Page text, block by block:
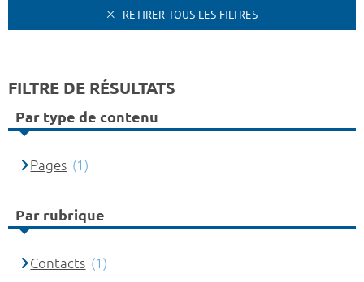
RETIRER TOUS LES FILTRES
FILTRE DE RÉSULTATS
Par type de contenu
Pages (1)
Par rubrique
Contacts (1)